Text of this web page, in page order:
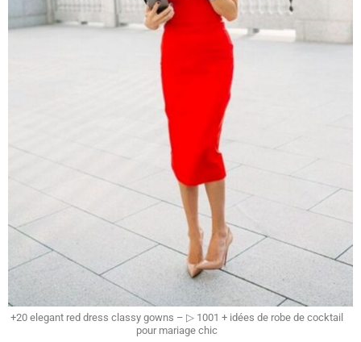
+20 elegant red dress classy gowns – ▷ 1001 + idées de robe de cocktail
pour mariage chic